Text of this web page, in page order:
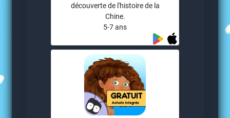
découverte de l'histoire de la
Chine.
5-7 ans